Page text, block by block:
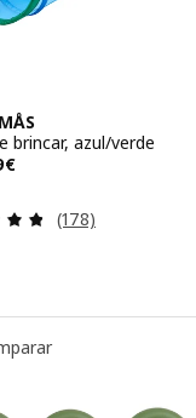
Total de
brincar, azul/verde
€ 17,99€
Avaliação: 4.8
(178)